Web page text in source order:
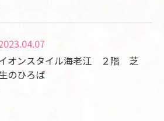
オンスタイル海老江 ２階 芝
のひろば